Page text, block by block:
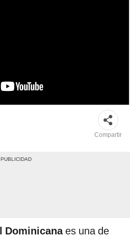
Dominicana, números ganadores del
composición LR/Lotería Dominicana
Compartir
Dominicanaes una de